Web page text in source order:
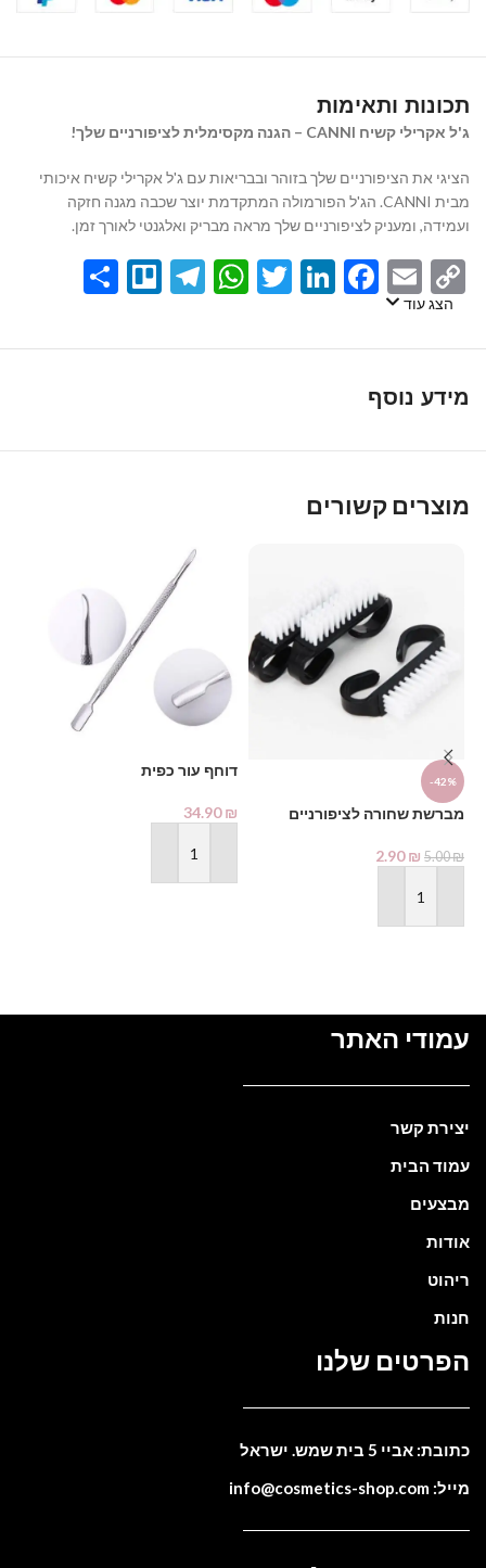
תכונות ותאימות
ג'ל אקרילי קשיח CANNI – הגנה מקסימלית לציפורניים שלך!
הציגי את הציפורניים שלך בזוהר ובבריאות עם ג'ל אקרילי קשיח איכותי
מבית CANNI. הג'ל הפורמולה המתקדמת יוצר שכבה מגנה חזקה
ועמידה, ומעניק לציפורניים שלך מראה מבריק ואלגנטי לאורך זמן.
Copy
Link
Email
Facebook
LinkedIn
Twitter
WhatsApp
Telegram
Trello
הצג עוד
מידע נוסף
מוצרים קשורים
-42%
מברשת שחורה לציפורניים
5.00₪
2.90₪
הוספה לסל
דוחף עור כפית
34.90₪
הוספה לסל
עמודי האתר
יצירת קשר
עמוד הבית
מבצעים
אודות
ריהוט
חנות
הפרטים שלנו
כתובת: אביי 5 בית שמש. ישראל
מייל: info@cosmetics-shop.com